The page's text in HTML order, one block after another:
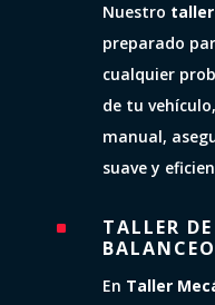
Nuestro
preparado
cualquier
de tu
manual,
suave y
^
TALLER
BALANCEO
En Taller